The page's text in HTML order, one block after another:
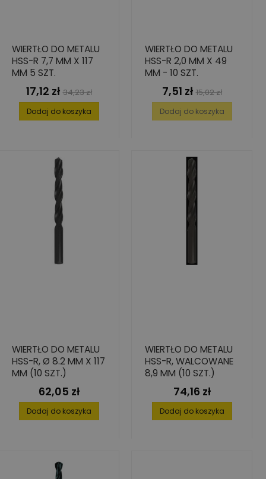
WIERTŁO DO METALU
HSS-R 7,7 MM X 117
MM 5 SZT.
Cena
17,12 zł Cena
podstawowa
34,23 zł
Dodaj do koszyka
WIERTŁO DO METALU
HSS-R 2,0 MM X 49
MM - 10 SZT.
Cena
7,51 zł Cena
podstawowa
15,02 zł
Dodaj do koszyka
WIERTŁO DO METALU
HSS-R, Ø 8.2 MM X 117
MM (10 SZT.)
Cena
62,05 zł
Dodaj do koszyka
WIERTŁO DO METALU
HSS-R, WALCOWANE
8,9 MM (10 SZT.)
Cena
74,16 zł
Dodaj do koszyka